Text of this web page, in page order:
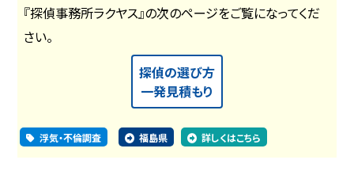
『探偵事務所ラクヤス』の次のページをご覧になってくだ
さい。
探偵の選び方
一発見積もり
浮気・不倫調査 福島県 詳しくはこちら